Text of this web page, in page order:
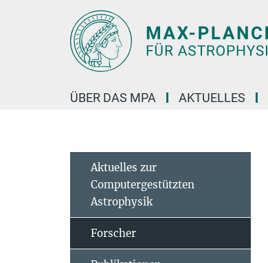
ÜBER DAS MPA AKTUELLES
Aktuelles zur
Computergestützten
Astrophysik
Forscher